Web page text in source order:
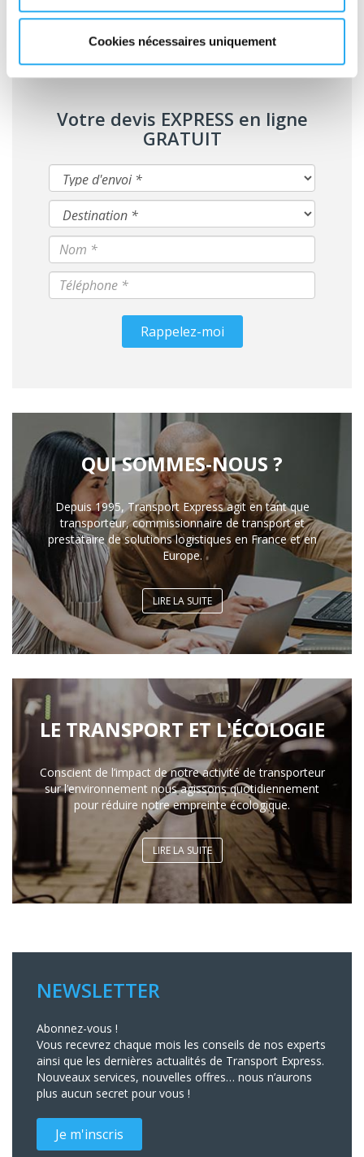
Cookies nécessaires uniquement
Votre devis EXPRESS en ligne
GRATUIT
Rappelez-moi
QUI SOMMES-NOUS ?
Depuis 1995, Transport Express agit en tant que
transporteur, commissionnaire de transport et
prestataire de solutions logistiques en France et en
Europe.
LIRE LA SUITE
LE TRANSPORT ET L'ÉCOLOGIE
Conscient de l’impact de notre activité de transporteur
sur l’environnement nous agissons quotidiennement
pour réduire notre empreinte écologique.
LIRE LA SUITE
NEWSLETTER
Abonnez-vous !
Vous recevrez chaque mois les conseils de nos experts
ainsi que les dernières actualités de Transport Express.
Nouveaux services, nouvelles offres… nous n’aurons
plus aucun secret pour vous !
Je m'inscris